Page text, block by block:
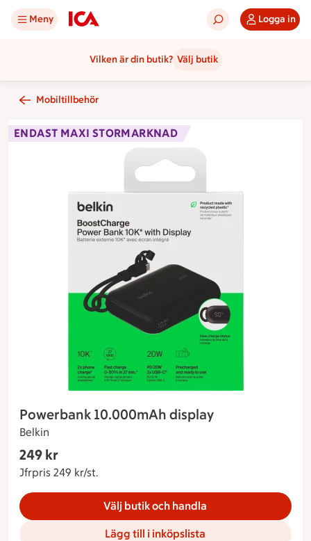
Meny Logga in
Vilken är din butik? Välj butik
Mobiltillbehör
ENDAST MAXI STORMARKNAD
Powerbank 10.000mAh display
Belkin
249 kr
Jfrpris 249 kr/st.
Välj butik och handla
Lägg till i inköpslista